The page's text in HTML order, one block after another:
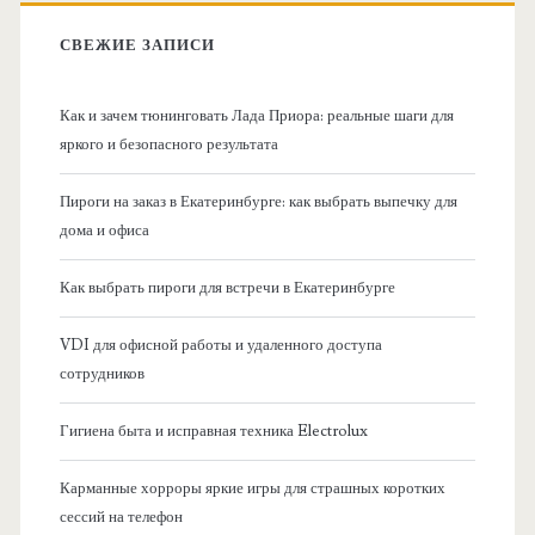
:
СВЕЖИЕ ЗАПИСИ
Как и зачем тюнинговать Лада Приора: реальные шаги для
яркого и безопасного результата
Пироги на заказ в Екатеринбурге: как выбрать выпечку для
дома и офиса
Как выбрать пироги для встречи в Екатеринбурге
VDI для офисной работы и удаленного доступа
сотрудников
Гигиена быта и исправная техника Electrolux
Карманные хорроры яркие игры для страшных коротких
сессий на телефон